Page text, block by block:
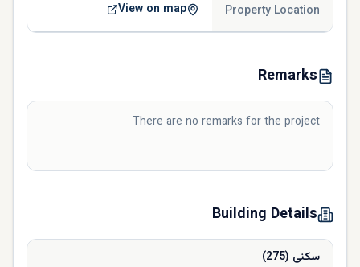
Property Location
View on map
Remarks
There are no remarks for the project
Building Details
سكنى (
275
)